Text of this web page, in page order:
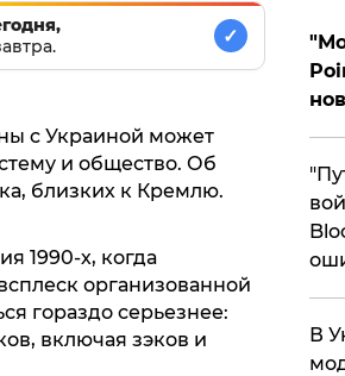
✓
c Украиной может
и общество. Об
близких к Кремлю.
1990-х, когда
организованной
гораздо серьезнее:
включая зэков и
В